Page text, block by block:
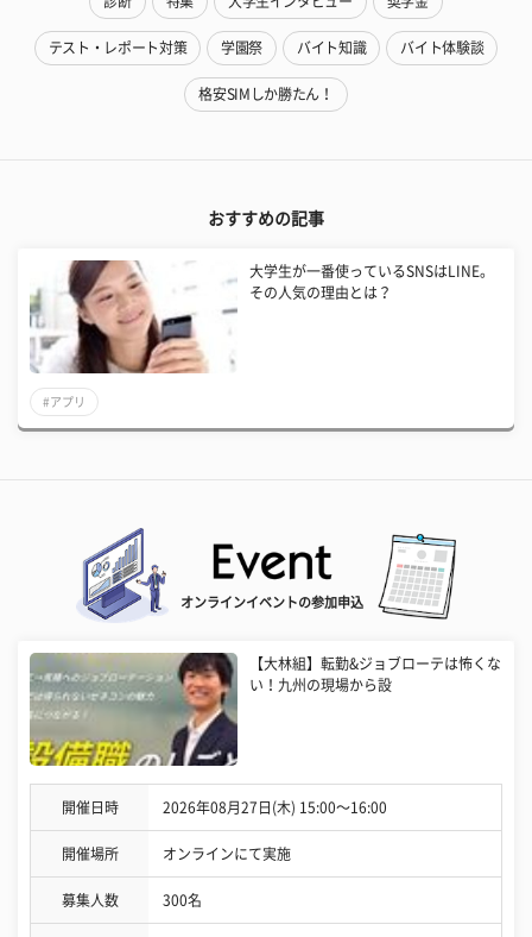
テスト・レポート対策 学園祭 バイト知識 バイト体験談
格安SIMしか勝たん！
おすすめの記事
大学生が一番使っているSNSはLINE。
その人気の理由とは？
#アプリ
オンラインイベントの参加申込
【大林組】転勤&ジョブローテは怖くな
い！九州の現場から設
開催日時 2026年08月27日(木) 15:00〜16:00
開催場所 オンラインにて実施
募集人数 300名